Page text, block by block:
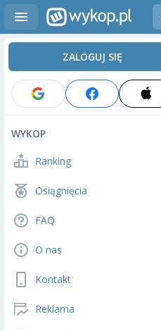
ZALOGUJ SIĘ
WYKOP
Ranking
Osiągnięcia
FAQ
O nas
Kontakt
Reklama